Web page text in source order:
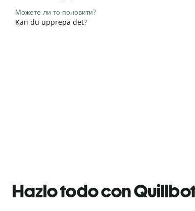
Можете ли то поновити?
Kan du upprepa det?
Hazlo todo con